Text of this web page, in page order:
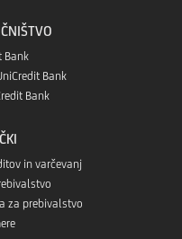
Bank
Bank
Bank
in varčevanj
za prebivalstvo